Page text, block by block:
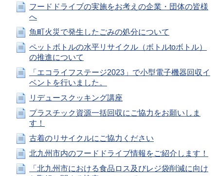
フードドライブの実施をお考えの企業・団体の皆様
へ
魚町火災で発生したごみの処分について
ペットボトルの水平リサイクル（ボトルtoボトル）
の推進について
「エコライフステージ2023」で小型電子機器回収イ
ベントを行いました。
リデュースクッキング講座
プラスチック資源一括回収にご協力をお願いしま
す！
古着のリサイクルにご協力ください
北九州市内のフードドライブ情報をご紹介します！
「北九州市における食品ロス及びレジ袋削減に向け